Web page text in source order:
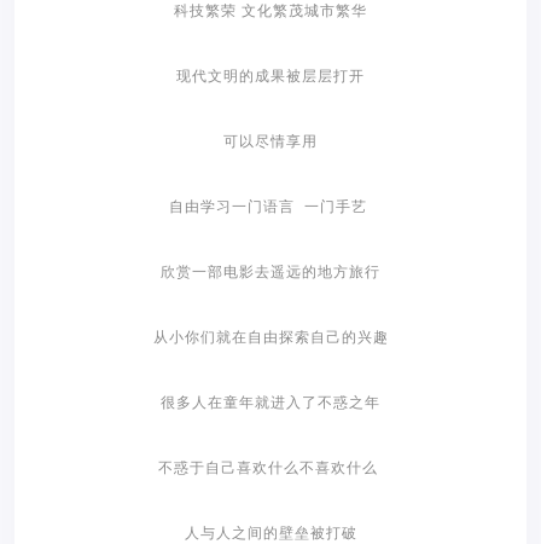
科技繁荣 文化繁茂城市繁华
现代文明的成果被层层打开
可以尽情享用
自由学习一门语言 一门手艺
欣赏一部电影去遥远的地方旅行
从小你们就在自由探索自己的兴趣
很多人在童年就进入了不惑之年
不惑于自己喜欢什么不喜欢什么
人与人之间的壁垒被打破